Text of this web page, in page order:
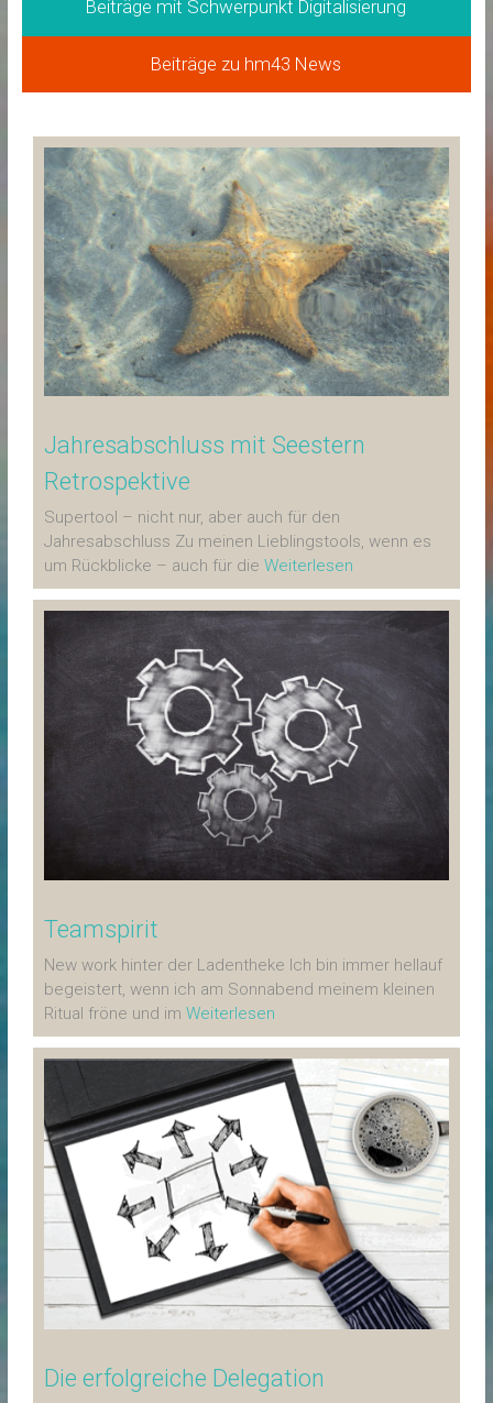
Beiträge mit Schwerpunkt Digitalisierung
Beiträge zu hm43 News
Jahresabschluss mit Seestern
Retrospektive
Supertool – nicht nur, aber auch für den
Jahresabschluss Zu meinen Lieblingstools, wenn es
um Rückblicke – auch für die Weiterlesen
Teamspirit
New work hinter der Ladentheke Ich bin immer hellauf
begeistert, wenn ich am Sonnabend meinem kleinen
Ritual fröne und im Weiterlesen
Die erfolgreiche Delegation